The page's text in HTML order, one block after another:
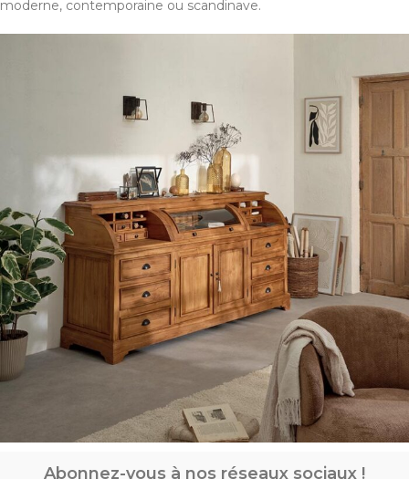
moderne, contemporaine ou scandinave.
Abonnez-vous à nos réseaux sociaux !